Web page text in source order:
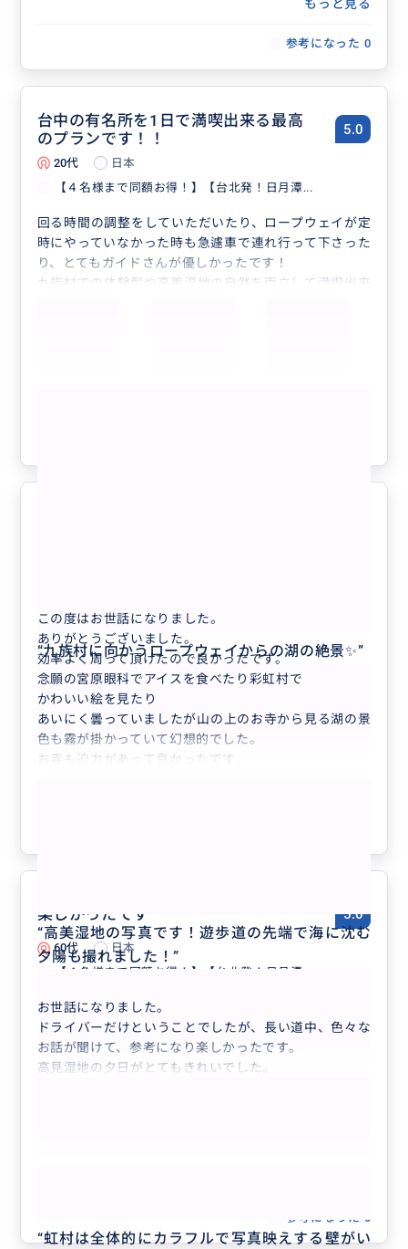
もっと見る
参考になった 0
台中の有名所を1日で満喫出来る最高
のプランです！！
5.0
20代
日本
【４名様まで同額お得！】【台北発！日月潭...
回る時間の調整をしていただいたり、ロープウェイが定
時にやっていなかった時も急遽車で連れ行って下さった
り、とてもガイドさんが優しかったです！
九族村での体験型や高美湿地の自然を両立して満喫出来
“九族村に向かうロープウェイからの湖の絶景✨”
“高美湿地の写真です！遊歩道の先端で海に沈む
夕陽も撮れました！”
“虹村は全体的にカラフルで写真映えする壁がい
この度はお世話になりました。
ありがとうございました。
効率よく周って頂けたので良かったです。
念願の宮原眼科でアイスを食べたり彩虹村で
かわいい絵を見たり
あいにく曇っていましたが山の上のお寺から見る湖の景
色も霧が掛かっていて幻想的でした。
お寺も迫力があって良かったです。
楽しかったです 5.0
60代
日本
【４名様まで同額お得！】【台北発！日月潭...
お世話になりました。
ドライバーだけということでしたが、長い道中、色々な
お話が聞けて、参考になり楽しかったです。
高見湿地の夕日がとてもきれいでした。
参考になった 0